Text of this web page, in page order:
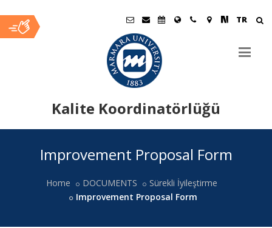
TR
Kalite Koordinatörlüğü
Improvement Proposal Form
Home DOCUMENTS
Sürekli İyileştirme
Improvement Proposal Form